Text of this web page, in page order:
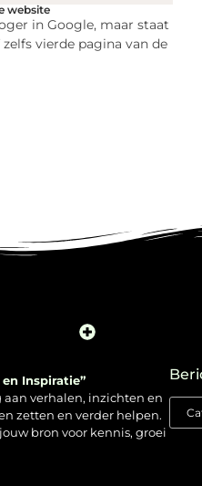
website
in Google, maar staat
vierde pagina van de
Inspiratie”
verhalen, inzichten en
zetten en verder helpen.
bron voor kennis, groei